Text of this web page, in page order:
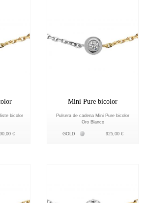
bicolor
18К
€
Mini Pure bicolor
Pulsera de cadena Mini Pure bicolor
Oro Blanco
GOLD Белое золото 18К
925,00 €